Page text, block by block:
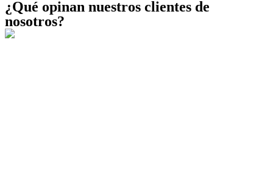
¿Qué opinan nuestros clientes de
nosotros?